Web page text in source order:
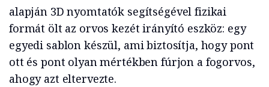
alapján 3D nyomtatók segítségével fizikai
formát ölt az orvos kezét irányító eszköz: egy
egyedi sablon készül, ami biztosítja, hogy pont
ott és pont olyan mértékben fúrjon a fogorvos,
ahogy azt eltervezte.